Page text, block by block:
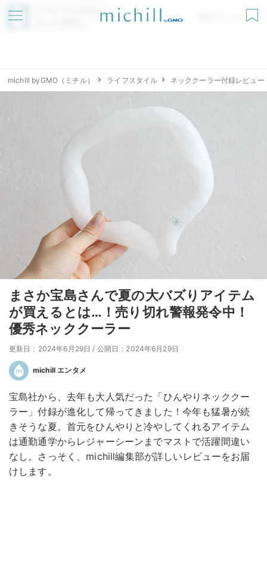
アプリでmichillが
無料ダウンロード
michill byGMO（ミチル） ライフスタイル ネッククーラー付録レビュー
まさか宝島さんで夏の大バズりアイテム
が買えるとは…！売り切れ警報発令中！
優秀ネッククーラー
更新日：2024年6月29日 / 公開日：2024年6月29日
michill エンタメ
宝島社から、去年も大人気だった「ひんやりネッククー
ラー」付録が進化して帰ってきました！今年も猛暑が続
きそうな夏。首元をひんやりと冷やしてくれるアイテム
は通勤通学からレジャーシーンまでマストで活躍間違い
なし。さっそく、michill編集部が詳しいレビューをお届
けします。